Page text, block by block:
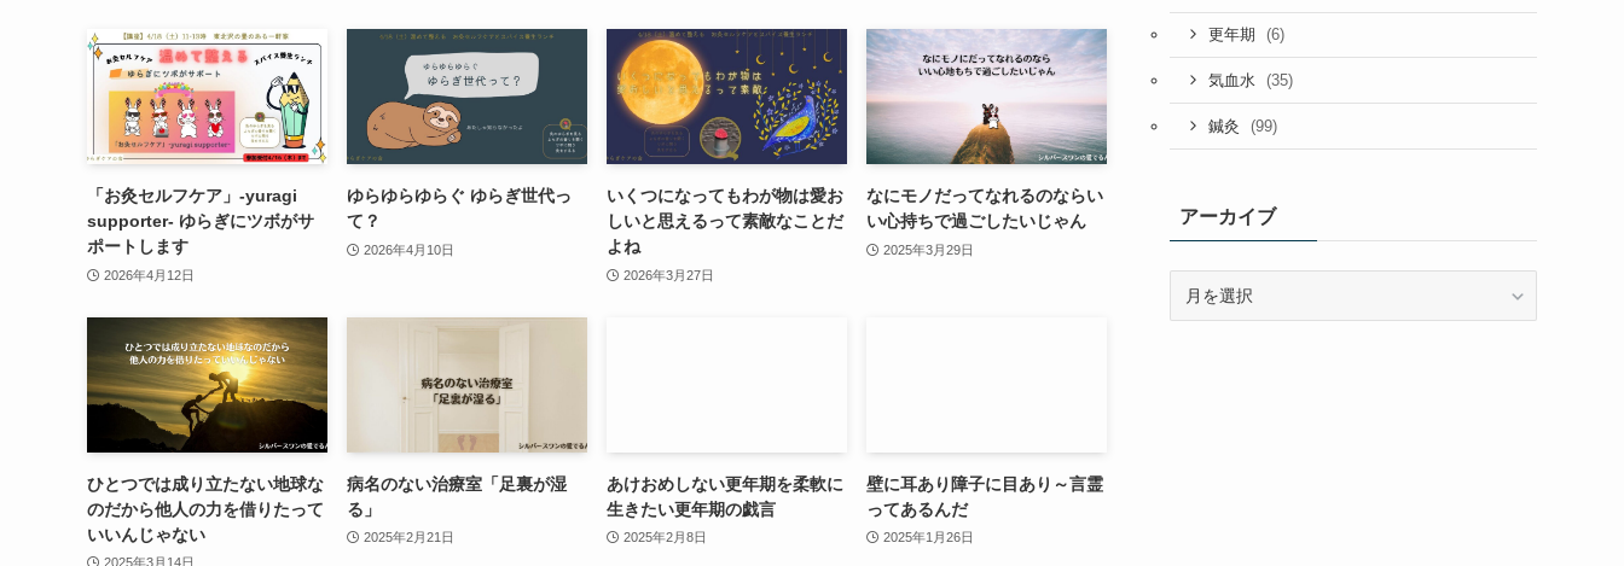
「お灸セルフケア」-yuragi
supporter- ゆらぎにツボがサ
ポートします
2026年4月12日
ゆらゆらゆらぐ ゆらぎ世代っ
て？
2026年4月10日
いくつになってもわが物は愛お
しいと思えるって素敵なことだ
よね
2026年3月27日
なにモノだってなれるのならい
い心持ちで過ごしたいじゃん
2025年3月29日
ひとつでは成り立たない地球な
のだから他人の力を借りたって
いいんじゃない
2025年3月14日
病名のない治療室「足裏が湿
る」
2025年2月21日
あけおめしない更年期を柔軟に
生きたい更年期の戯言
2025年2月8日
壁に耳あり障子に目あり～言霊
ってあるんだ
2025年1月26日
更年期 (6)
気血水 (35)
鍼灸 (99)
アーカイブ